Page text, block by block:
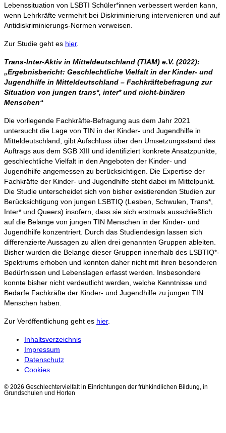
Lebenssituation von LSBTI Schüler*innen verbessert werden kann,
wenn Lehrkräfte vermehrt bei Diskriminierung intervenieren und auf
Antidiskriminierungs-Normen verweisen.
Zur Studie geht es hier.
Trans-Inter-Aktiv in Mitteldeutschland (TIAM) e.V. (2022):
„Ergebnisbericht: Geschlechtliche Vielfalt in der Kinder- und
Jugendhilfe in Mitteldeutschland – Fachkräftebefragung zur
Situation von jungen trans*, inter* und nicht-binären
Menschen“
Die vorliegende Fachkräfte-Befragung aus dem Jahr 2021
untersucht die Lage von TIN in der Kinder- und Jugendhilfe in
Mitteldeutschland, gibt Aufschluss über den Umsetzungsstand des
Auftrags aus dem SGB XIII und identifiziert konkrete Ansatzpunkte,
geschlechtliche Vielfalt in den Angeboten der Kinder- und
Jugendhilfe angemessen zu berücksichtigen. Die Expertise der
Fachkräfte der Kinder- und Jugendhilfe steht dabei im Mittelpunkt.
Die Studie unterscheidet sich von bisher existierenden Studien zur
Berücksichtigung von jungen LSBTIQ (Lesben, Schwulen, Trans*,
Inter* und Queers) insofern, dass sie sich erstmals ausschließlich
auf die Belange von jungen TIN Menschen in der Kinder- und
Jugendhilfe konzentriert. Durch das Studiendesign lassen sich
differenzierte Aussagen zu allen drei genannten Gruppen ableiten.
Bisher wurden die Belange dieser Gruppen innerhalb des LSBTIQ*-
Spektrums erhoben und konnten daher nicht mit ihren besonderen
Bedürfnissen und Lebenslagen erfasst werden. Insbesondere
konnte bisher nicht verdeutlicht werden, welche Kenntnisse und
Bedarfe Fachkräfte der Kinder- und Jugendhilfe zu jungen TIN
Menschen haben.
Zur Veröffentlichung geht es hier.
Inhaltsverzeichnis
Impressum
Datenschutz
Cookies
© 2026 Geschlechtervielfalt in Einrichtungen der frühkindlichen Bildung, in
Grundschulen und Horten